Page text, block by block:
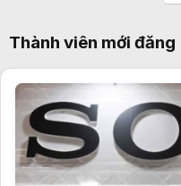
Thành viên mới đăng